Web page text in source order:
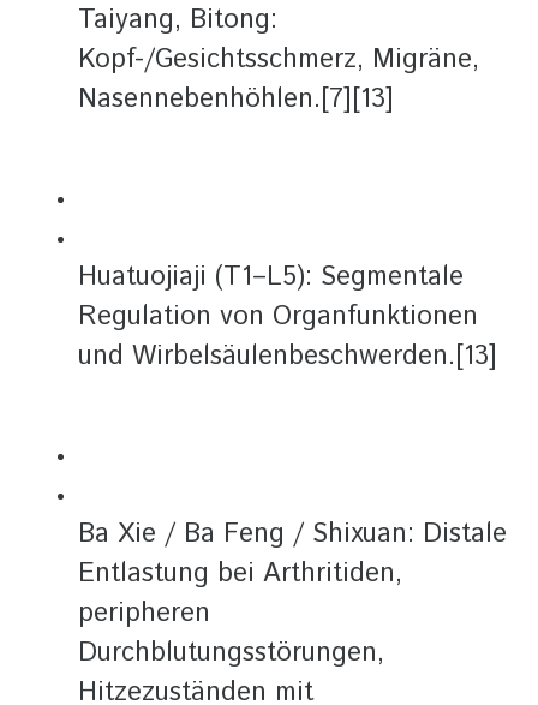
Taiyang, Bitong:
Kopf-/Gesichtsschmerz, Migräne,
Nasennebenhöhlen.[7][13]
Huatuojiaji (T1–L5): Segmentale
Regulation von Organfunktionen
und Wirbelsäulenbeschwerden.[13]
Ba Xie / Ba Feng / Shixuan: Distale
Entlastung bei Arthritiden,
peripheren
Durchblutungsstörungen,
Hitzezuständen mit